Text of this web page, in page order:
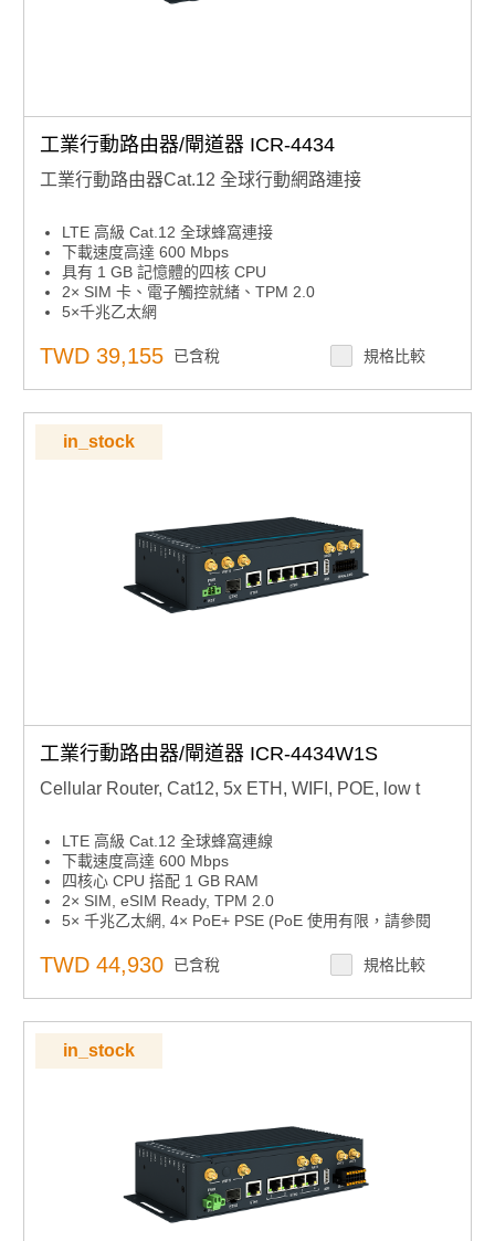
工業行動路由器/閘道器 ICR-4434
工業行動路由器Cat.12 全球行動網路連接
LTE 高級 Cat.12 全球蜂窩連接
下載速度高達 600 Mbps
具有 1 GB 記憶體的四核 CPU
2× SIM 卡、電子觸控就緒、TPM 2.0
5×千兆乙太網
RS232， RS485， CAN總線， GNSS接收器， 2× DI，
2× DO， USB主機， 微型SD卡
堅固的金屬蓋，帶牆壁和 DIN 安裝選項
寬工作溫度範圍
TWD 39,155 已含稅 規格比較
in_stock
工業行動路由器/閘道器 ICR-4434W1S
Cellular Router, Cat12, 5x ETH, WIFI, POE, low t
LTE 高級 Cat.12 全球蜂窩連線
下載速度高達 600 Mbps
四核心 CPU 搭配 1 GB RAM
2× SIM, eSIM Ready, TPM 2.0
5× 千兆乙太網, 4× PoE+ PSE (PoE 使用有限，請參閱
SFP 連接器支援高達 10 Gbps 的 SFP 模組
RS232, RS485, CAN 匯流排, GNSS 接收器, 2× DI, 2×
DO, USB 主機, 微型 SD 卡
堅固的金屬外殼，可選配壁掛和 DIN 安裝
寬溫範圍 (-40 to +60 °C)
TWD 44,930 已含稅 規格比較
in_stock